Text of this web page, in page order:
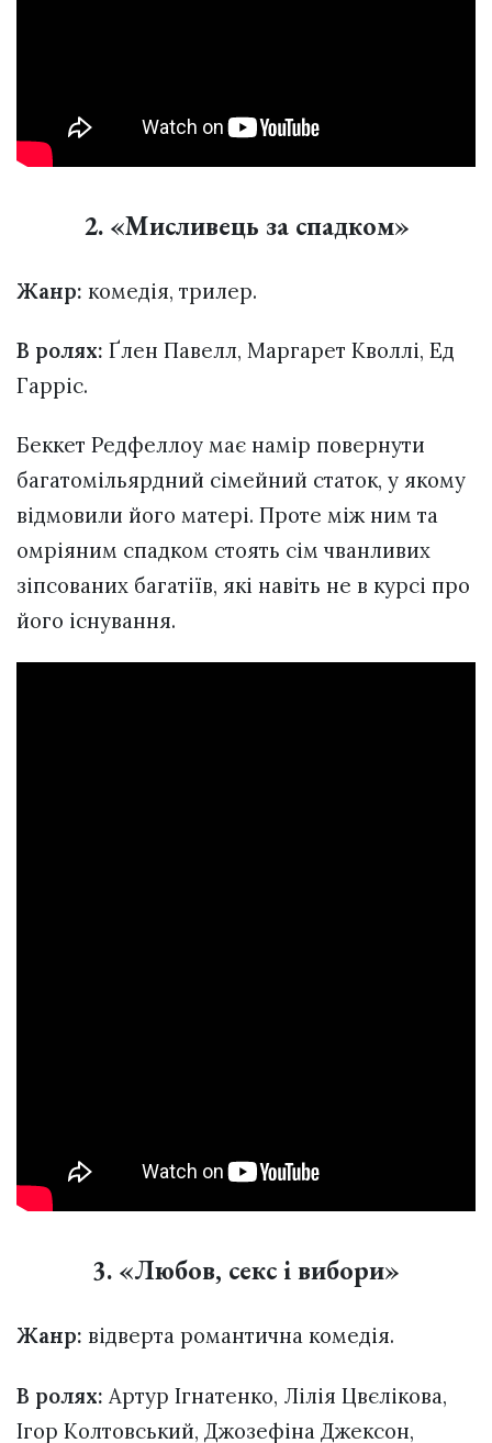
2. «Мисливець за спадком»
Жанр: комедія, трилер.
В ролях: Ґлен Павелл, Маргарет Кволлі, Ед
Гарріс.
Беккет Редфеллоу має намір повернути
багатомільярдний сімейний статок, у якому
відмовили його матері. Проте між ним та
омріяним спадком стоять сім чванливих
зіпсованих багатіїв, які навіть не в курсі про
його існування.
3. «Любов, секс і вибори»
Жанр: відверта романтична комедія.
В ролях: Артур Ігнатенко, Лілія Цвєлікова,
Ігор Колтовський, Джозефіна Джексон,